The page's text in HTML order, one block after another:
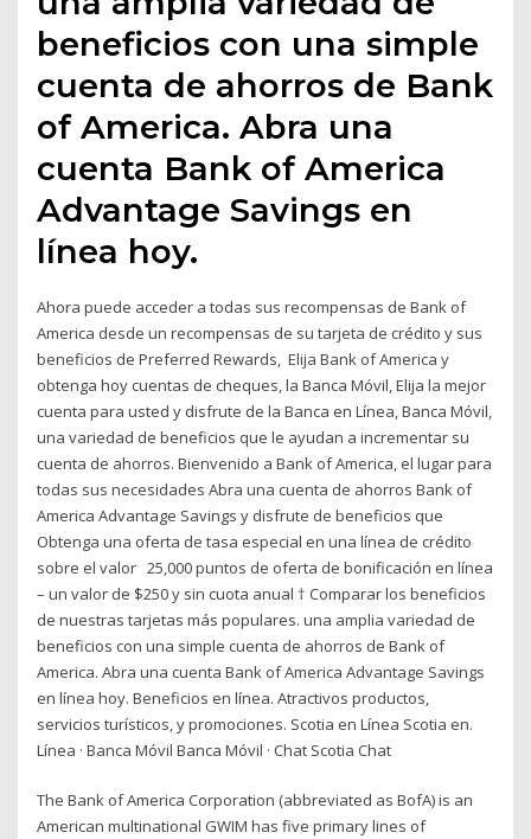
beneficios con una simple
cuenta de ahorros de Bank
of America. Abra una
cuenta Bank of America
Advantage Savings en
línea hoy.
Ahora puede acceder a todas sus recompensas de Bank of
America desde un recompensas de su tarjeta de crédito y sus
beneficios de Preferred Rewards, Elija Bank of America y
obtenga hoy cuentas de cheques, la Banca Móvil, Elija la mejor
cuenta para usted y disfrute de la Banca en Línea, Banca Móvil,
una variedad de beneficios que le ayudan a incrementar su
cuenta de ahorros. Bienvenido a Bank of America, el lugar para
todas sus necesidades Abra una cuenta de ahorros Bank of
America Advantage Savings y disfrute de beneficios que
Obtenga una oferta de tasa especial en una línea de crédito
sobre el valor 25,000 puntos de oferta de bonificación en línea
– un valor de $250 y sin cuota anual † Comparar los beneficios
de nuestras tarjetas más populares. una amplia variedad de
beneficios con una simple cuenta de ahorros de Bank of
America. Abra una cuenta Bank of America Advantage Savings
en línea hoy. Beneficios en línea. Atractivos productos,
servicios turísticos, y promociones. Scotia en Línea Scotia en.
Línea · Banca Móvil Banca Móvil · Chat Scotia Chat
The Bank of America Corporation (abbreviated as BofA) is an
American multinational GWIM has five primary lines of